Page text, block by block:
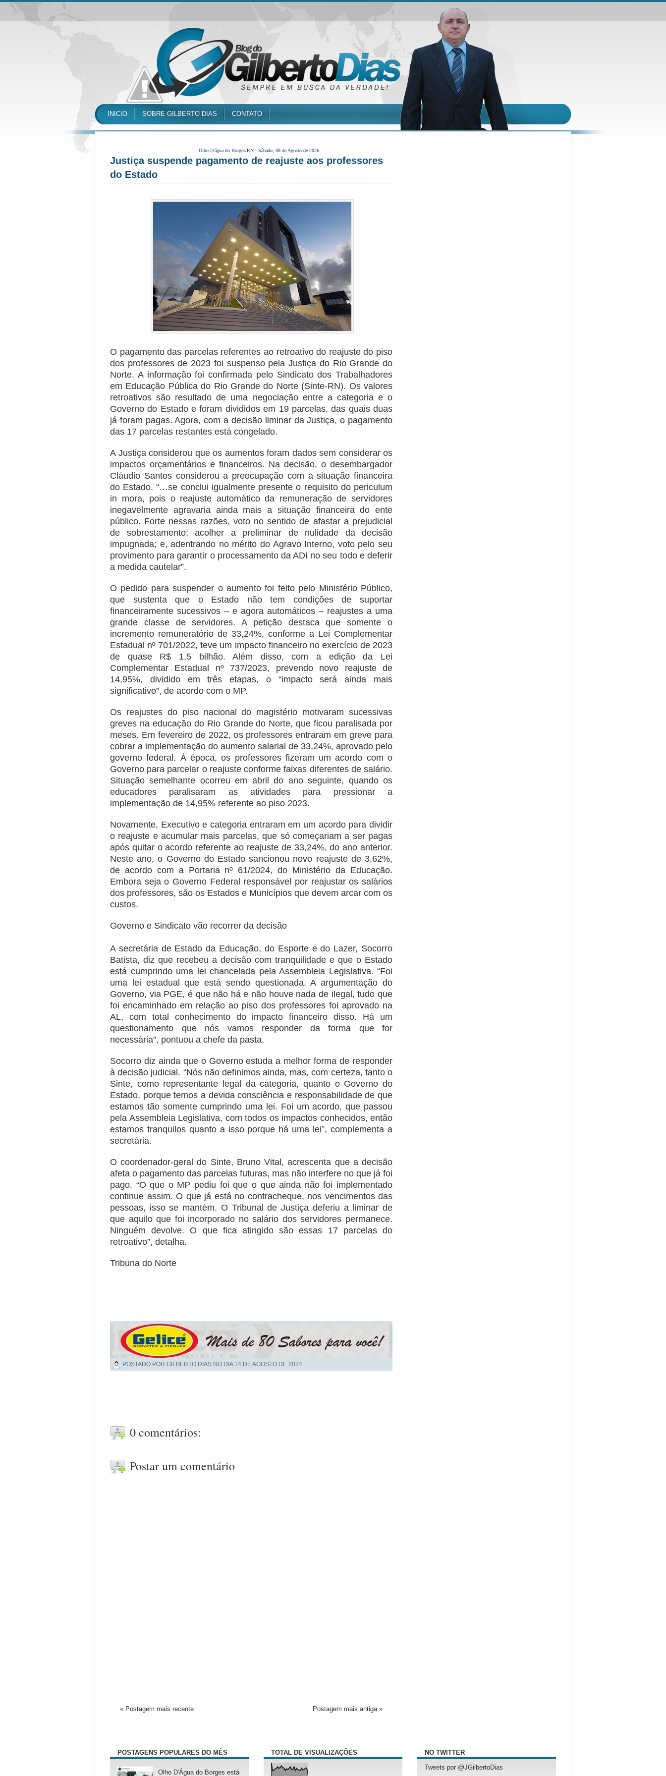
INICIO SOBRE GILBERTO DIAS CONTATO
Olho D'água do Borges/RN - Sábado, 08 de Agosto de 2026
Justiça suspende pagamento de reajuste aos professores
do Estado
O pagamento das parcelas referentes ao retroativo do reajuste do piso
dos professores de 2023 foi suspenso pela Justiça do Rio Grande do
Norte. A informação foi confirmada pelo Sindicato dos Trabalhadores
em Educação Pública do Rio Grande do Norte (Sinte-RN). Os valores
retroativos são resultado de uma negociação entre a categoria e o
Governo do Estado e foram divididos em 19 parcelas, das quais duas
já foram pagas. Agora, com a decisão liminar da Justiça, o pagamento
das 17 parcelas restantes está congelado.
A Justiça considerou que os aumentos foram dados sem considerar os
impactos orçamentários e financeiros. Na decisão, o desembargador
Cláudio Santos considerou a preocupação com a situação financeira
do Estado. “…se conclui igualmente presente o requisito do periculum
in mora, pois o reajuste automático da remuneração de servidores
inegavelmente agravaria ainda mais a situação financeira do ente
público. Forte nessas razões, voto no sentido de afastar a prejudicial
de sobrestamento; acolher a preliminar de nulidade da decisão
impugnada; e, adentrando no mérito do Agravo Interno, voto pelo seu
provimento para garantir o processamento da ADI no seu todo e deferir
a medida cautelar”.
O pedido para suspender o aumento foi feito pelo Ministério Público,
que sustenta que o Estado não tem condições de suportar
financeiramente sucessivos – e agora automáticos – reajustes a uma
grande classe de servidores. A petição destaca que somente o
incremento remuneratório de 33,24%, conforme a Lei Complementar
Estadual nº 701/2022, teve um impacto financeiro no exercício de 2023
de quase R$ 1,5 bilhão. Além disso, com a edição da Lei
Complementar Estadual nº 737/2023, prevendo novo reajuste de
14,95%, dividido em três etapas, o “impacto será ainda mais
significativo”, de acordo com o MP.
Os reajustes do piso nacional do magistério motivaram sucessivas
greves na educação do Rio Grande do Norte, que ficou paralisada por
meses. Em fevereiro de 2022, os professores entraram em greve para
cobrar a implementação do aumento salarial de 33,24%, aprovado pelo
governo federal. À época, os professores fizeram um acordo com o
Governo para parcelar o reajuste conforme faixas diferentes de salário.
Situação semelhante ocorreu em abril do ano seguinte, quando os
educadores paralisaram as atividades para pressionar a
implementação de 14,95% referente ao piso 2023.
Novamente, Executivo e categoria entraram em um acordo para dividir
o reajuste e acumular mais parcelas, que só começariam a ser pagas
após quitar o acordo referente ao reajuste de 33,24%, do ano anterior.
Neste ano, o Governo do Estado sancionou novo reajuste de 3,62%,
de acordo com a Portaria nº 61/2024, do Ministério da Educação.
Embora seja o Governo Federal responsável por reajustar os salários
dos professores, são os Estados e Municípios que devem arcar com os
custos.
Governo e Sindicato vão recorrer da decisão
A secretária de Estado da Educação, do Esporte e do Lazer, Socorro
Batista, diz que recebeu a decisão com tranquilidade e que o Estado
está cumprindo uma lei chancelada pela Assembleia Legislativa. “Foi
uma lei estadual que está sendo questionada. A argumentação do
Governo, via PGE, é que não há e não houve nada de ilegal, tudo que
foi encaminhado em relação ao piso dos professores foi aprovado na
AL, com total conhecimento do impacto financeiro disso. Há um
questionamento que nós vamos responder da forma que for
necessária”, pontuou a chefe da pasta.
Socorro diz ainda que o Governo estuda a melhor forma de responder
à decisão judicial. “Nós não definimos ainda, mas, com certeza, tanto o
Sinte, como representante legal da categoria, quanto o Governo do
Estado, porque temos a devida consciência e responsabilidade de que
estamos tão somente cumprindo uma lei. Foi um acordo, que passou
pela Assembleia Legislativa, com todos os impactos conhecidos, então
estamos tranquilos quanto a isso porque há uma lei”, complementa a
secretária.
O coordenador-geral do Sinte, Bruno Vital, acrescenta que a decisão
afeta o pagamento das parcelas futuras, mas não interfere no que já foi
pago. “O que o MP pediu foi que o que ainda não foi implementado
continue assim. O que já está no contracheque, nos vencimentos das
pessoas, isso se mantém. O Tribunal de Justiça deferiu a liminar de
que aquilo que foi incorporado no salário dos servidores permanece.
Ninguém devolve. O que fica atingido são essas 17 parcelas do
retroativo”, detalha.
Tribuna do Norte
POSTADO POR GILBERTO DIAS NO DIA 14 DE AGOSTO DE 2024
0 comentários:
Postar um comentário
« Postagem mais recente Postagem mais antiga »
POSTAGENS POPULARES DO MÊS
Olho D'Água do Borges está
TOTAL DE VISUALIZAÇÕES NO TWITTER
Tweets por @JGilbertoDias